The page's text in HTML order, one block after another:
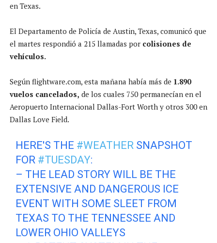
en Texas.
El Departamento de Policía de Austin, Texas, comunicó que
el martes respondió a 215 llamadas por colisiones de
vehículos.
Según flightware.com, esta mañana había más de 1.890
vuelos cancelados, de los cuales 750 permanecían en el
Aeropuerto Internacional Dallas-Fort Worth y otros 300 en
Dallas Love Field.
HERE'S THE #WEATHER SNAPSHOT
FOR #TUESDAY:
– THE LEAD STORY WILL BE THE
EXTENSIVE AND DANGEROUS ICE
EVENT WITH SOME SLEET FROM
TEXAS TO THE TENNESSEE AND
LOWER OHIO VALLEYS